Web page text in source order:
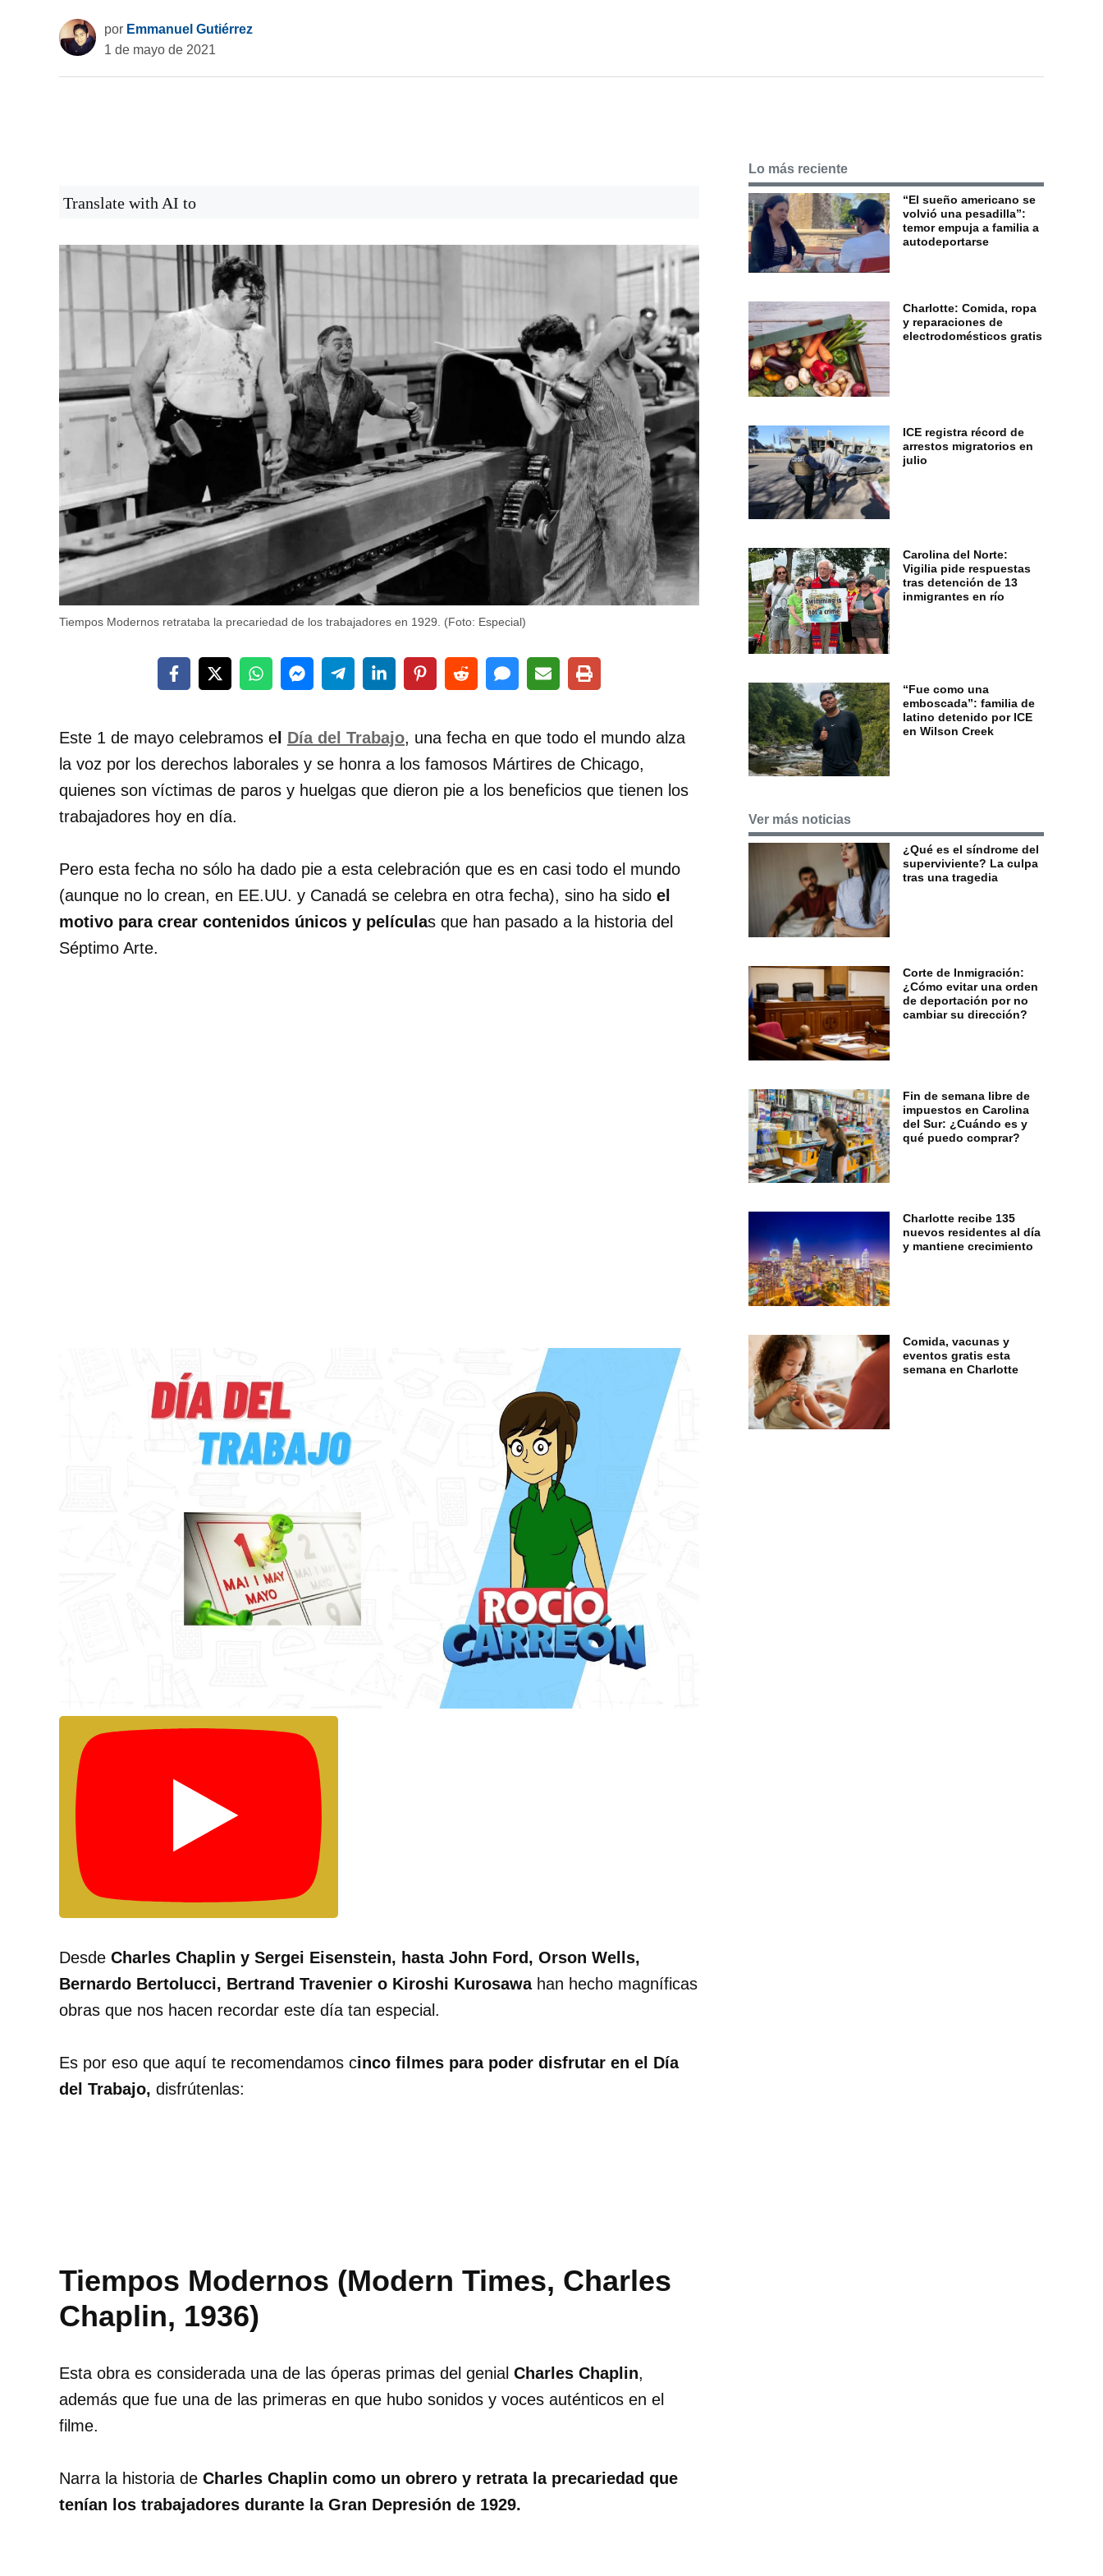
por Emmanuel Gutiérrez
1 de mayo de 2021
Translate with AI to
Tiempos Modernos retrataba la precariedad de los trabajadores en 1929. (Foto: Especial)
Este 1 de mayo celebramos e Día del Trabajo, una fecha en que todo el mundo alza
la voz por los derechos laborales y se honra a los famosos Mártires de Chicago,
quienes son víctimas de paros y huelgas que dieron pie a los beneficios que tienen los
trabajadores hoy en día.
Pero esta fecha no sólo ha dado pie a esta celebración que es en casi todo el mundo
(aunque no lo crean, en EE.UU. y Canadá se celebra en otra fecha), sino ha sido el
motivo para crear contenidos únicos y películas que han pasado a la historia del
Séptimo Arte.
Desde Charles Chaplin y Sergei Eisenstein, hasta John Ford, Orson Wells,
Bernardo Bertolucci, Bertrand Travenier o Kiroshi Kurosawahan hecho magníficas
obras que nos hacen recordar este día tan especial.
Es por eso que aquí te recomendamos cinco filmes para poder disfrutar en el Día
del Trabajo, disfrútenlas:
Tiempos Modernos (Modern Times, Charles
Chaplin, 1936)
Esta obra es considerada una de las óperas primas del genial Charles Chaplin,
además que fue una de las primeras en que hubo sonidos y voces auténticos en el
filme.
Narra la historia de Charles Chaplin como un obrero y retrata la precariedad que
tenían los trabajadores durante la Gran Depresión de 1929.
Lo más reciente
“El sueño americano se
volvió una pesadilla”:
temor empuja a familia a
autodeportarse
Charlotte: Comida, ropa
y reparaciones de
electrodomésticos gratis
ICE registra récord de
arrestos migratorios en
julio
Carolina del Norte:
Vigilia pide respuestas
tras detención de 13
inmigrantes en río
“Fue como una
emboscada”: familia de
latino detenido por ICE
en Wilson Creek
Ver más noticias
¿Qué es el síndrome del
superviviente? La culpa
tras una tragedia
Corte de Inmigración:
¿Cómo evitar una orden
de deportación por no
cambiar su dirección?
Fin de semana libre de
impuestos en Carolina
del Sur: ¿Cuándo es y
qué puedo comprar?
Charlotte recibe 135
nuevos residentes al día
y mantiene crecimiento
Comida, vacunas y
eventos gratis esta
semana en Charlotte